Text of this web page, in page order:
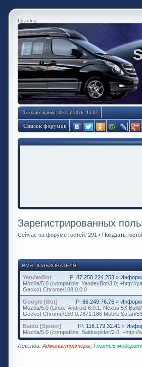
Loading
Текущее время: 09 авг 2026, 13:07
Список форумов
Зарегистрированных
Сейчас на форуме гостей: 291 • Показать
ИМЯ ПОЛЬЗОВАТЕЛЯ
YandexBot IP: 87.250.224.253 »
Mozilla/5.0 (compatible; YandexBot/3.0; +http://
Gecko) Chrome/108.0.0.0
Google [Bot]
IP: 66.249.76.76 »
Mozilla/5.0 (Linux; Android 6.0.1; Nexus 5X
Gecko) Chrome/150.0.7871.186 Mobile Safari/
Baidu [Spider]
IP: 116.179.32.41 »
Mozilla/5.0 (compatible; Baiduspider/2.0;
Легенда: Администраторы Главные